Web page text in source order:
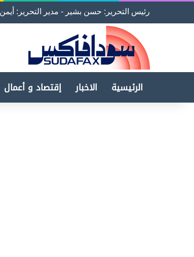
رئيس التحرير: حسن بشير - مدير التحرير:
الرئيسية الاخبار إقتصاد و أعمال